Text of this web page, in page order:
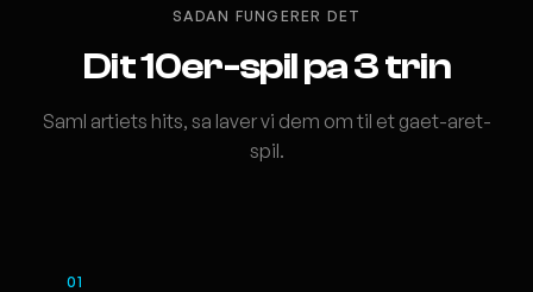
SADAN FUNGERER DET
Dit 10er-spil pa 3 trin
Saml artiets hits, sa laver vi dem om til et gaet-aret-
spil.
01